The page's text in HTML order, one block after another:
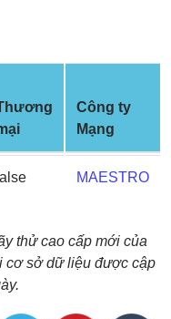
Công ty
Mạng
MAESTRO
thử cao cấp mới của
sở dữ liệu được cập